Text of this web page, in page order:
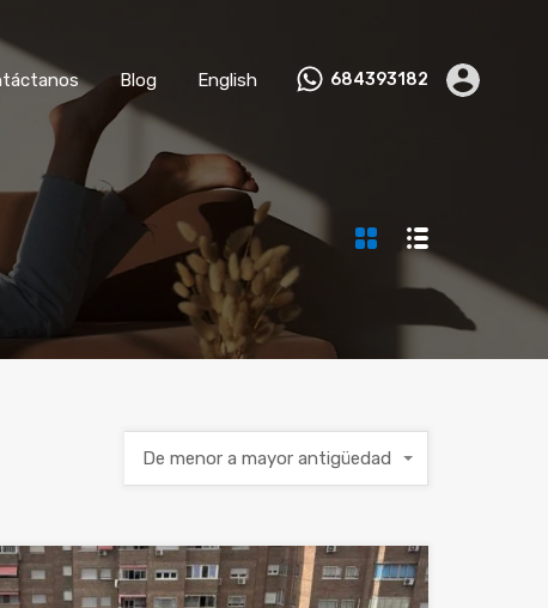
en Anfitrión
Blog English 684393182
De menor a mayor antigüedad